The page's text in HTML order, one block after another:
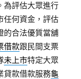
為評估大眾進行
任何資金，評估
的合法優質當舖
借款跟民間支票
未上市特定大眾
貸款借款服務龜